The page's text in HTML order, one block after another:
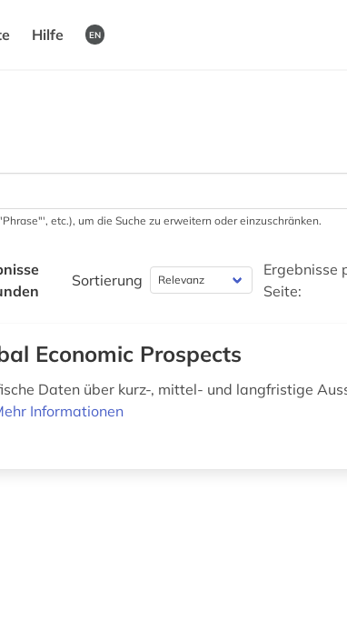
Hilfe EN
etc.), um die Suche zu erweitern oder einzuschränken.
Sortierung
Ergebnisse
Seite:
Economic Prospects
Daten über kurz-, mittel- und langfristige
Informationen